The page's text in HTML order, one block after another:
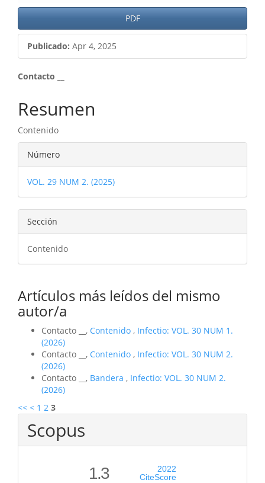
PDF
Publicado: Apr 4, 2025
Contenido
principal
del
artículo
Contacto __
Resumen
Contenido
Detalles
del
artículo
Número
VOL. 29 NUM 2. (2025)
Sección
Contenido
Artículos más leídos del mismo
autor/a
Contacto __, Contenido , Infectio: VOL. 30 NUM 1.
(2026)
Contacto __, Contenido , Infectio: VOL. 30 NUM 2.
(2026)
Contacto __, Bandera , Infectio: VOL. 30 NUM 2.
(2026)
<< < 1 2 3
Scopus
1.3
2022
CiteScore